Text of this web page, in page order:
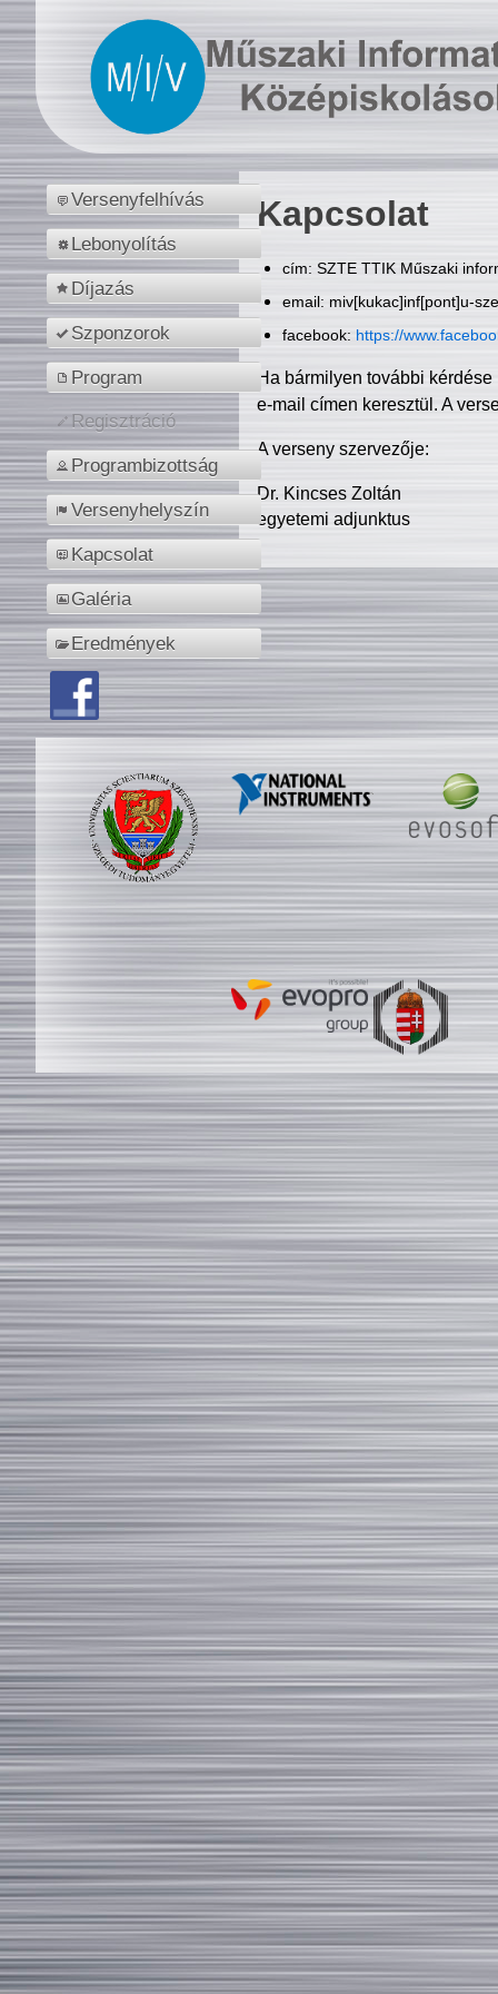
Versenyfelhívás
Lebonyolítás
Díjazás
Szponzorok
Program
Regisztráció
Programbizottság
Versenyhelyszín
Kapcsolat
Galéria
Eredmények
Kapcsolat
cím: SZTE TTIK Műszaki
email: miv[kukac]inf[pont]u-
facebook: https://
Ha bármilyen további
e-mail címen keresztül. A
A verseny szervezője:
Dr. Kincses Zoltán
egyetemi adjunktus